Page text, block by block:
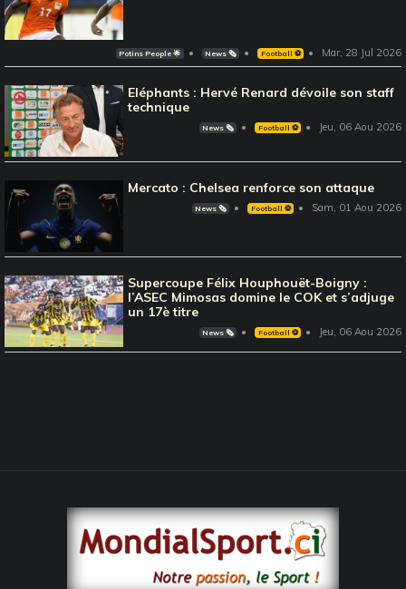
Potins People 🌟 News 🗞️ Football ⚽️ Mar, 28 Jul 2026
Eléphants : Hervé Renard dévoile son staff
technique
News 🗞️ Football ⚽️ Jeu, 06 Aou 2026
Mercato : Chelsea renforce son attaque
News 🗞️ Football ⚽️ Sam, 01 Aou 2026
Supercoupe Félix Houphouët-Boigny :
l’ASEC Mimosas domine le COK et s’adjuge
un 17è titre
News 🗞️ Football ⚽️ Jeu, 06 Aou 2026